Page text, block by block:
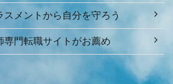
メントから自分を守ろう
門転職サイトがお薦め